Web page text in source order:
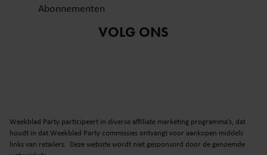
Abonnementen
VOLG ONS
Weekblad Party participeert in diverse affiliate marketing programma’s, dat
houdt in dat Weekblad Party commissies ontvangt voor aankopen middels
links van retailers. Deze website wordt niet gesponsord door de genoemde